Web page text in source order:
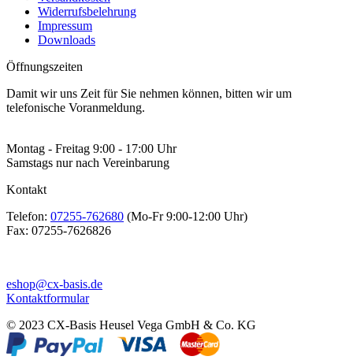
Widerrufsbelehrung
Impressum
Downloads
Öffnungszeiten
Damit wir uns Zeit für Sie nehmen können, bitten wir um
telefonische Voranmeldung.
Montag - Freitag 9:00 - 17:00 Uhr
Samstags nur nach Vereinbarung
Kontakt
Telefon: 07255-762680 (Mo-Fr 9:00-12:00 Uhr)
Fax: 07255-7626826
eshop@cx-basis.de
Kontaktformular
© 2023 CX-Basis Heusel Vega GmbH & Co. KG